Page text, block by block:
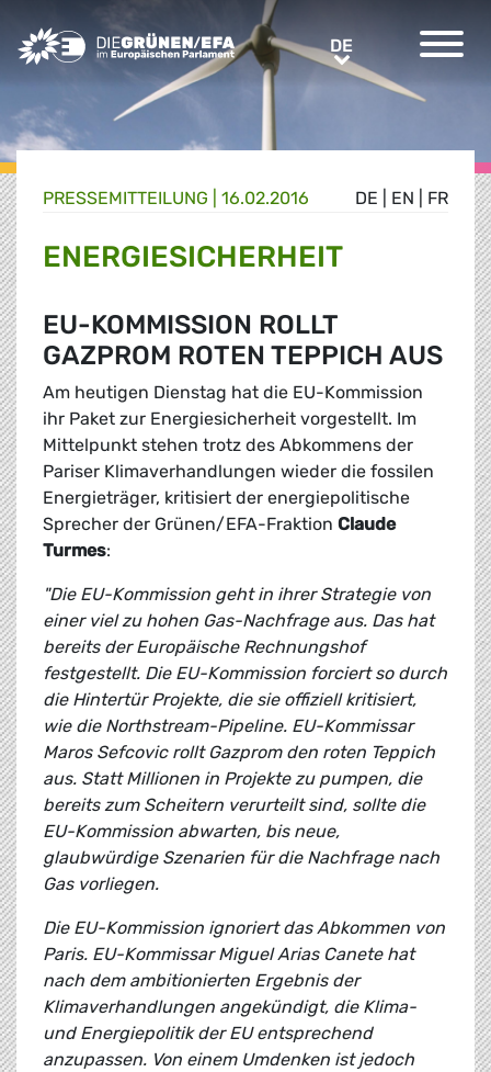
Greens/EFA Home DEDE
DE EN FR
PRESSE­MITTEILUNG 16.02.2016
ENERGIESICHERHEIT
EU-KOMMISSION ROLLT
GAZPROM ROTEN TEPPICH AUS
Am heutigen Dienstag hat die EU-Kommission
ihr Paket zur Energiesicherheit vorgestellt. Im
Mittelpunkt stehen trotz des Abkommens der
Pariser Klimaverhandlungen wieder die fossilen
Energieträger, kritisiert der energiepolitische
Sprecher der Grünen/EFA-Fraktion Claude
Turmes:
"Die EU-Kommission geht in ihrer Strategie von
einer viel zu hohen Gas-Nachfrage aus. Das hat
bereits der Europäische Rechnungshof
festgestellt. Die EU-Kommission forciert so durch
die Hintertür Projekte, die sie offiziell kritisiert,
wie die Northstream-Pipeline. EU-Kommissar
Maros Sefcovic rollt Gazprom den roten Teppich
aus. Statt Millionen in Projekte zu pumpen, die
bereits zum Scheitern verurteilt sind, sollte die
EU-Kommission abwarten, bis neue,
glaubwürdige Szenarien für die Nachfrage nach
Gas vorliegen.
Die EU-Kommission ignoriert das Abkommen von
Paris. EU-Kommissar Miguel Arias Canete hat
nach dem ambitionierten Ergebnis der
Klimaverhandlungen angekündigt, die Klima-
und Energiepolitik der EU entsprechend
anzupassen. Von einem Umdenken ist jedoch